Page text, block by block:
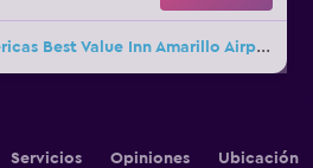
30 ofertas más de Americas Best Value Inn Amarillo Airport
Servicios Opiniones Ubicación